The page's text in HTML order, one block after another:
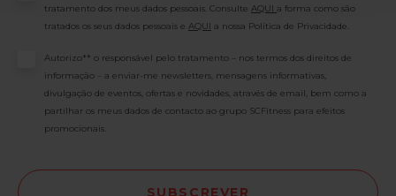
tratamento dos meus dados pessoais. Consulte AQUI a forma como são
tratados os seus dados pessoais e AQUI a nossa Política de Privacidade.
Consentimento
Autorizo** o responsável pelo tratamento – nos termos dos direitos de
informação – a enviar-me newsletters, mensagens informativas,
divulgação de eventos, ofertas e novidades, através de email, bem como a
partilhar os meus dados de contacto ao grupo SCFitness para efeitos
promocionais.